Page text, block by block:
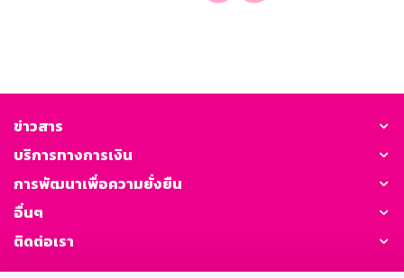
ข่าวสาร
บริการทางการเงิน
การพัฒนาเพื่อความยั่งยืน
อื่นๆ
ติดต่อเรา